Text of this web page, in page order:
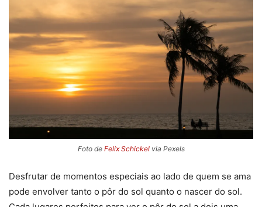
Foto de Felix Schickelvia Pexels
Desfrutar de momentos especiais ao lado de quem se ama
pode envolver tanto o pôr do sol quanto o nascer do sol.